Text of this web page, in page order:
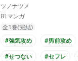
ツノナツメ
BLマンガ
全1巻(完結)
#強気攻め
#男前攻め
#せつない
#セフレ